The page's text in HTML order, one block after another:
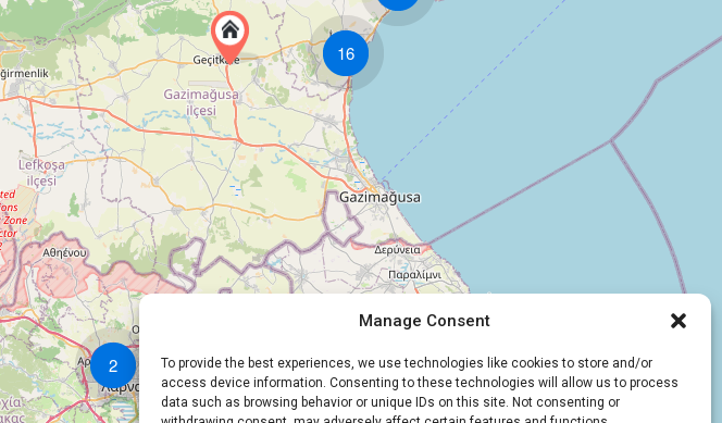
Manage Consent
To provide the best experiences, we use technologies like cookies to store and/or
access device information. Consenting to these technologies will allow us to process
data such as browsing behavior or unique IDs on this site. Not consenting or
2
16